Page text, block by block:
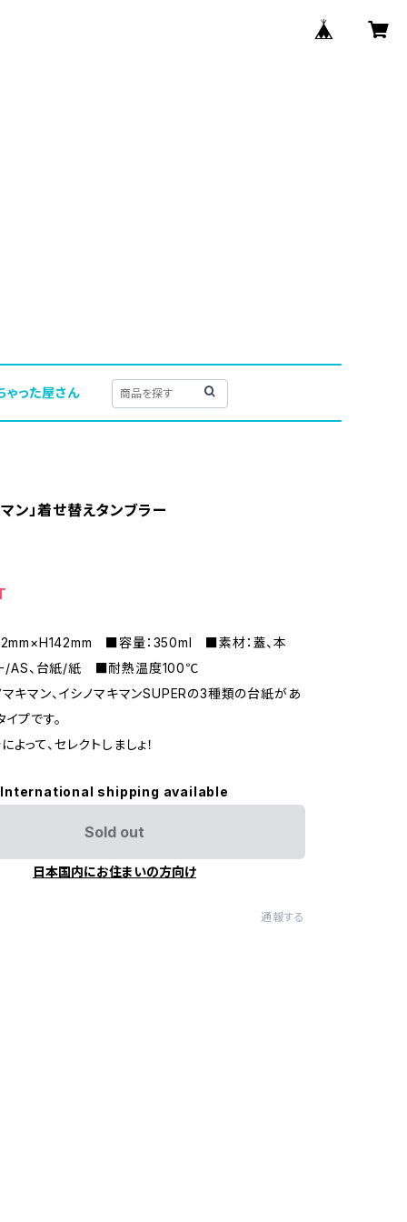
ゃった屋さん
ン」着せ替えタンブラー
■容量：350ml ■素材：蓋、本
/AS、台紙/紙 ■耐熱温度100℃
マキマン、イシノマキマンSUPERの3種類の台紙があ
プです。
って、セレクトしましょ！
International shipping available
Sold out
日本国内にお住まいの方向け
通報する